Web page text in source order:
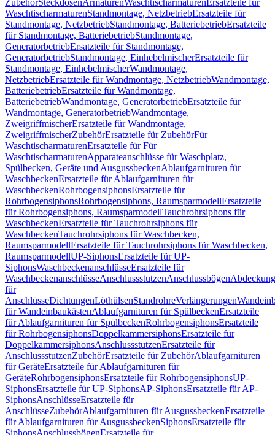
ZubehörSteckdosenArmaturenWaschtischarmaturen Ersatzteile für
WaschtischarmaturenStandmontage, NetzbetriebErsatzteile für
Standmontage, NetzbetriebStandmontage, BatteriebetriebErsatzteile
für Standmontage, BatteriebetriebStandmontage,
GeneratorbetriebErsatzteile für Standmontage,
GeneratorbetriebStandmontage, EinhebelmischerErsatzteile für
Standmontage, EinhebelmischerWandmontage,
NetzbetriebErsatzteile für Wandmontage, NetzbetriebWandmontage,
BatteriebetriebErsatzteile für Wandmontage,
BatteriebetriebWandmontage, GeneratorbetriebErsatzteile für
Wandmontage, GeneratorbetriebWandmontage,
ZweigriffmischerErsatzteile für Wandmontage,
ZweigriffmischerZubehörErsatzteile für ZubehörFür
WaschtischarmaturenErsatzteile für Für
WaschtischarmaturenApparateanschlüsse für Waschplatz,
Spülbecken, Geräte und AusgussbeckenAblaufgarnituren für
WaschbeckenErsatzteile für Ablaufgarnituren für
WaschbeckenRohrbogensiphonsErsatzteile für
RohrbogensiphonsRohrbogensiphons, RaumsparmodellErsatzteile
für Rohrbogensiphons, RaumsparmodellTauchrohrsiphons für
WaschbeckenErsatzteile für Tauchrohrsiphons für
WaschbeckenTauchrohrsiphons für Waschbecken,
RaumsparmodellErsatzteile für Tauchrohrsiphons für Waschbecken,
RaumsparmodellUP-SiphonsErsatzteile für UP-
SiphonsWaschbeckenanschlüsseErsatzteile für
WaschbeckenanschlüsseAnschlussstutzenAnschlussbögen
für
AnschlüsseDichtungenLöthülsenStandrohreVerlängerungen
für WandeinbaukästenAblaufgarnituren für SpülbeckenErsatzteile
für Ablaufgarnituren für SpülbeckenRohrbogensiphonsErsatzteile
für RohrbogensiphonsDoppelkammersiphonsErsatzteile für
DoppelkammersiphonsAnschlussstutzenErsatzteile für
AnschlussstutzenZubehörErsatzteile für ZubehörAblaufgarnituren
für GeräteErsatzteile für Ablaufgarnituren für
GeräteRohrbogensiphonsErsatzteile für RohrbogensiphonsUP-
SiphonsErsatzteile für UP-SiphonsAP-SiphonsErsatzteile für AP-
SiphonsAnschlüsseErsatzteile für
AnschlüsseZubehörAblaufgarnituren für AusgussbeckenErsatzteile
für Ablaufgarnituren für AusgussbeckenSiphonsErsatzteile für
SiphonsAnschlussbögenErsatzteile für